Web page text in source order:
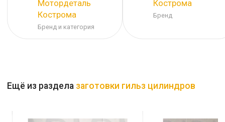
Мотордеталь
Кострома
Бренд и категория
Кострома
Бренд
Ещё из раздела заготовки гильз цилиндров